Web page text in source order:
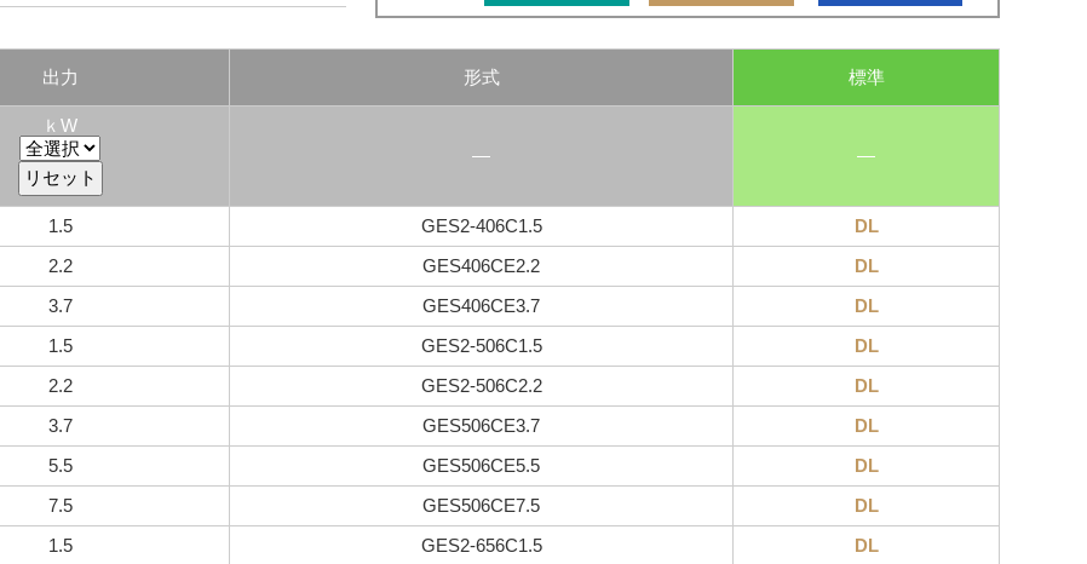
出力 形式 標準
ｋW
―
―
1.5 GES2-406C1.5
DL
2.2 GES406CE2.2
DL
3.7 GES406CE3.7
DL
1.5 GES2-506C1.5
DL
2.2 GES2-506C2.2
DL
3.7 GES506CE3.7
DL
5.5 GES506CE5.5
DL
7.5 GES506CE7.5
DL
1.5 GES2-656C1.5
DL